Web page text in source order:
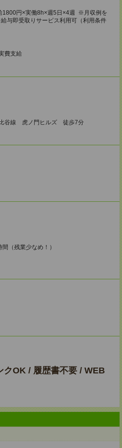
円×実働8h×週5日×4週 ※月収例を
与即受取りサービス利用可（利用条件
費支給
谷線 虎ノ門ヒルズ 徒歩7分
（残業少なめ！）
クOK / 履歴書不要 / WEB